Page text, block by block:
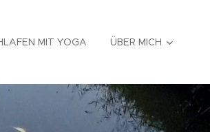
MIT YOGA ÜBER MICH